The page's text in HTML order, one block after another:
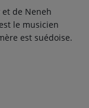
de Neneh
le musicien
est suédoise.